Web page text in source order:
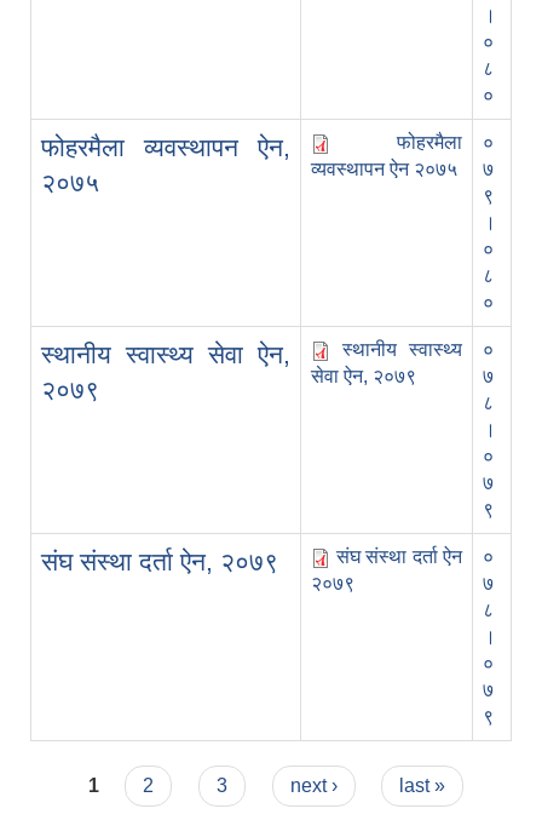
।
०
८
०
फोहरमैला व्यवस्थापन ऐन,
२०७५
फोहरमैला
व्यवस्थापन ऐन २०७५
०
७
९
।
०
८
०
स्थानीय स्वास्थ्य सेवा ऐन,
२०७९
स्थानीय स्वास्थ्य
सेवा ऐन, २०७९
०
७
८
।
०
७
९
संघ संस्था दर्ता ऐन, २०७९
संघ संस्था दर्ता ऐन
२०७९
०
७
८
।
०
७
९
Pages
1 2 3 next › last »